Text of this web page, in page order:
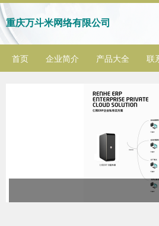
重庆万斗米网络有限公司
首页 企业简介 产品大全 联